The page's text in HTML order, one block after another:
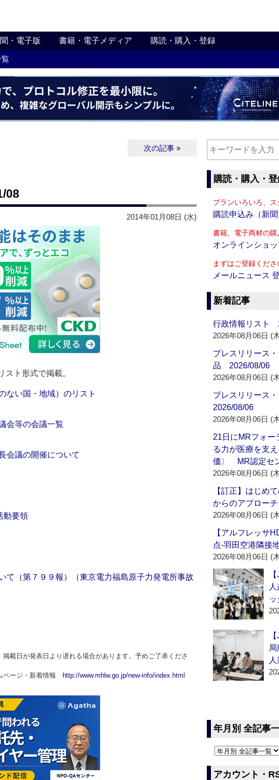
・電子版 書籍・電子メディア 購読・購入・登録
覧
次の記事 »
08
2014年01月08日 (水)
ト形式で掲載。
ない国・地域）のリスト
会等の会議一覧
会議の開催について
動要領
て（第７９９報）（東京電力福島原子力発電所事故
載日が発表日より遅れる場合があります。予めご了承くださ
ページ・新着情報
http://www.mhlw.go.jp/new-info/index.html
購読・購入・
プランいろいろ、
購読申込み（新聞
書籍、電子商材の購
オンラインショ
まずはご登録くださ
メールニュース
新着記事
行政情報リスト
2026年08月06日 (
プレスリリース
品 2026/08/06
2026年08月06日 (
プレスリリース
2026/08/06
2026年08月06日 (
21日にMRフォー
る力が医療を支
価〉 MR認定セ
2026年08月06日 (
【訂正】はじめ
からのアプローチ
2026年08月06日 (
【アルフレッサ
点‐羽田空港隣接
2026年08月06日 (
年月別 全記事
アカウント・